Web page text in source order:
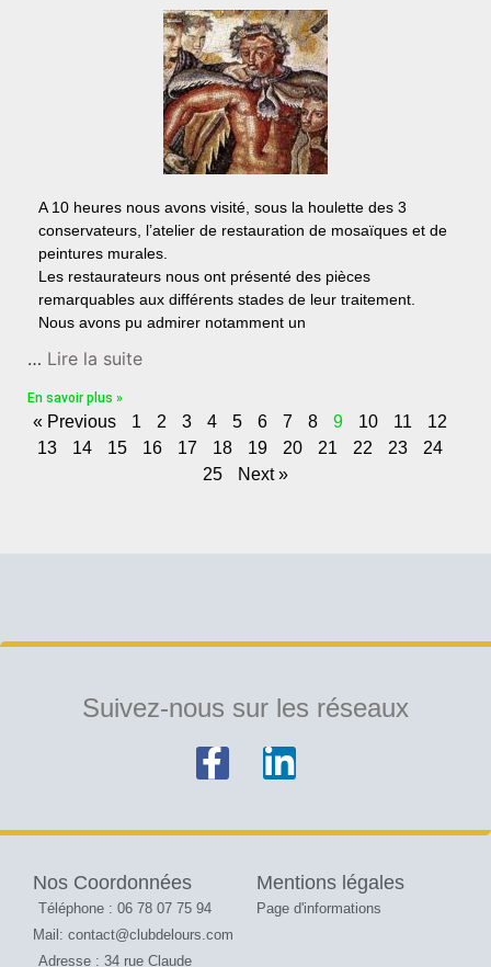
A 10 heures nous avons visité, sous la houlette des 3
conservateurs, l’atelier de restauration de mosaïques et de
peintures murales.
Les restaurateurs nous ont présenté des pièces
remarquables aux différents stades de leur traitement.
Nous avons pu admirer notamment un
… Lire la suite
En savoir plus »
« Previous 1 2 3 4 5 6 7 8 9 10 11
12
13
14 15 16 17 18 19 20 21 22 23
24
25
Next »
Suivez-nous sur les réseaux
Nos Coordonnées
Téléphone : 06 78 07 75 94
Mail: contact@clubdelours.com
Adresse : 34 rue Claude
Mentions légales
Page d'informations